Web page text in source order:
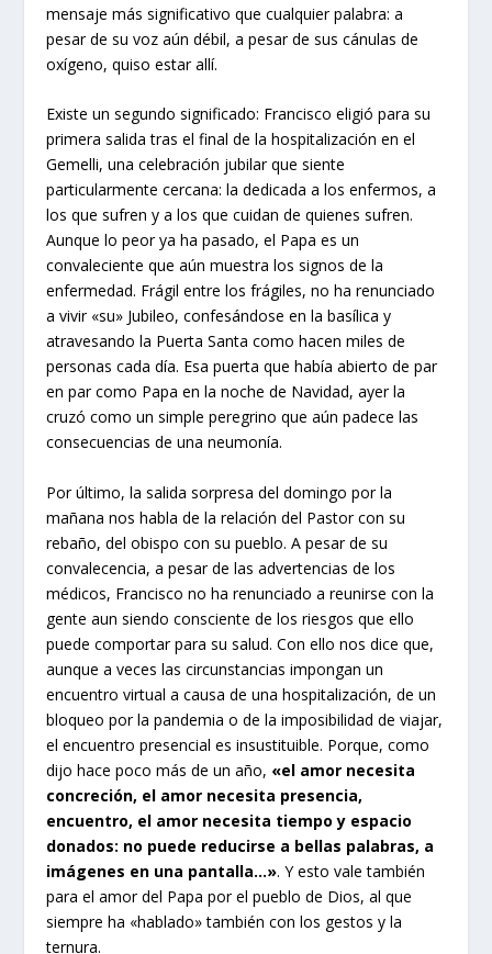
mensaje más significativo que cualquier palabra: a
pesar de su voz aún débil, a pesar de sus cánulas de
oxígeno, quiso estar allí.
Existe un segundo significado: Francisco eligió para su
primera salida tras el final de la hospitalización en el
Gemelli, una celebración jubilar que siente
particularmente cercana: la dedicada a los enfermos, a
los que sufren y a los que cuidan de quienes sufren.
Aunque lo peor ya ha pasado, el Papa es un
convaleciente que aún muestra los signos de la
enfermedad. Frágil entre los frágiles, no ha renunciado
a vivir «su» Jubileo, confesándose en la basílica y
atravesando la Puerta Santa como hacen miles de
personas cada día. Esa puerta que había abierto de par
en par como Papa en la noche de Navidad, ayer la
cruzó como un simple peregrino que aún padece las
consecuencias de una neumonía.
Por último, la salida sorpresa del domingo por la
mañana nos habla de la relación del Pastor con su
rebaño, del obispo con su pueblo. A pesar de su
convalecencia, a pesar de las advertencias de los
médicos, Francisco no ha renunciado a reunirse con la
gente aun siendo consciente de los riesgos que ello
puede comportar para su salud. Con ello nos dice que,
aunque a veces las circunstancias impongan un
encuentro virtual a causa de una hospitalización, de un
bloqueo por la pandemia o de la imposibilidad de viajar,
el encuentro presencial es insustituible. Porque, como
dijo hace poco más de un año, «el amor necesita
concreción, el amor necesita presencia,
encuentro, el amor necesita tiempo y espacio
donados: no puede reducirse a bellas palabras, a
imágenes en una pantalla…». Y esto vale también
para el amor del Papa por el pueblo de Dios, al que
siempre ha «hablado» también con los gestos y la
ternura.